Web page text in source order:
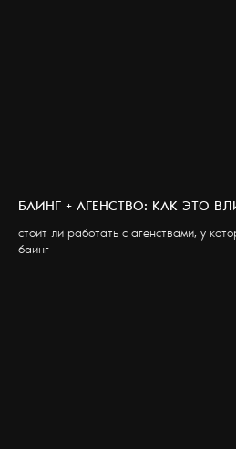
БАИНГ + АГЕНСТВО: КАК ЭТО
стоит ли работать с агенствами, у
баинг